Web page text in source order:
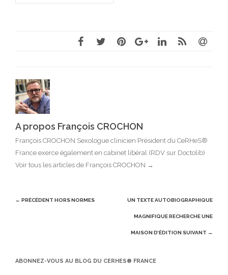
A propos François CROCHON
François CROCHON Sexologue clinicien Président du CeRHeS®
France exerce également en cabinet libéral (RDV sur Doctolib)
Voir tous les articles de François CROCHON →
Post
← PRÉCÉDENT HORS NORMES UN TEXTE AUTOBIOGRAPHIQUE
MAGNIFIQUE RECHERCHE UNE
MAISON D’ÉDITION SUIVANT →
ABONNEZ-VOUS AU BLOG DU CERHES® FRANCE